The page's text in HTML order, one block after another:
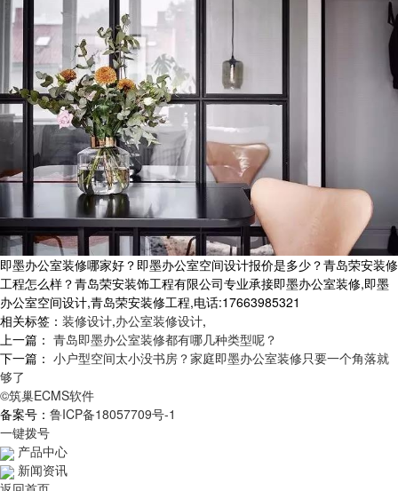
即墨办公室装修哪家好？即墨办公室空间设计报价是多少？青岛荣安装修
工程怎么样？青岛荣安装饰工程有限公司专业承接即墨办公室装修,即墨
办公室空间设计,青岛荣安装修工程,电话:17663985321
相关标签： 装修设计,办公室装修设计,
上一篇： 青岛即墨办公室装修都有哪几种类型呢？
下一篇： 小户型空间太小没书房？家庭即墨办公室装修只要一个角落就
够了
©筑巢ECMS软件
备案号： 鲁ICP备18057709号-1
一键拨号
产品中心
新闻资讯